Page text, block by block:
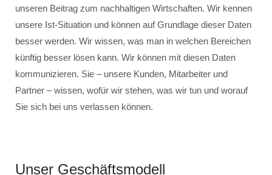
unseren Beitrag zum nachhaltigen Wirtschaften. Wir kennen
unsere Ist-Situation und können auf Grundlage dieser Daten
besser werden. Wir wissen, was man in welchen Bereichen
künftig besser lösen kann. Wir können mit diesen Daten
kommunizieren. Sie – unsere Kunden, Mitarbeiter und
Partner – wissen, wofür wir stehen, was wir tun und worauf
Sie sich bei uns verlassen können.
Unser Geschäftsmodell